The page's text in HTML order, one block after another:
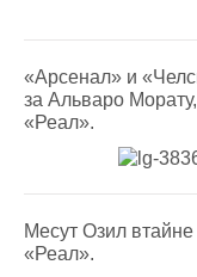
«Арсенал» и
за Альваро
«Реал».
Месут Озил втайне
«Реал».